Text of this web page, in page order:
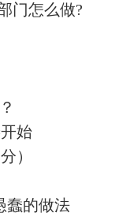
门怎么做?
始
）
蠢的做法